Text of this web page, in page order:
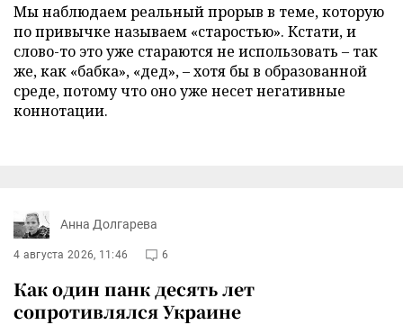
Мы наблюдаем реальный прорыв в теме, которую
по привычке называем «старостью». Кстати, и
слово-то это уже стараются не использовать – так
же, как «бабка», «дед», – хотя бы в образованной
среде, потому что оно уже несет негативные
коннотации.
Анна Долгарева
4 августа 2026, 11:46 6
Как один панк десять лет
сопротивлялся Украине